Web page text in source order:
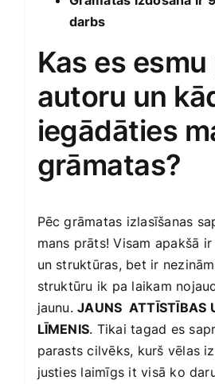
darbs
Kas es esmu
autoru un
iegādāties
grāmatas?
Pēc grāmatas izlasīšanas
mans prāts! Visam apakšā
un struktūras, bet ir
struktūru ik pa laikam
jaunu.JAUNS ATTĪSTĪBAS
LĪMENIS. Tikai tagad es
parasts cilvēks, kurš vēlas
justies laimīgs it visā ko